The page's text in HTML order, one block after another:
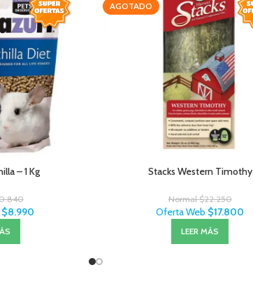
– 1 Kg
$8.990
AGOTADO
Stacks Western Timothy
Normal$22.250
Oferta Web $17.800
LEER MÁS